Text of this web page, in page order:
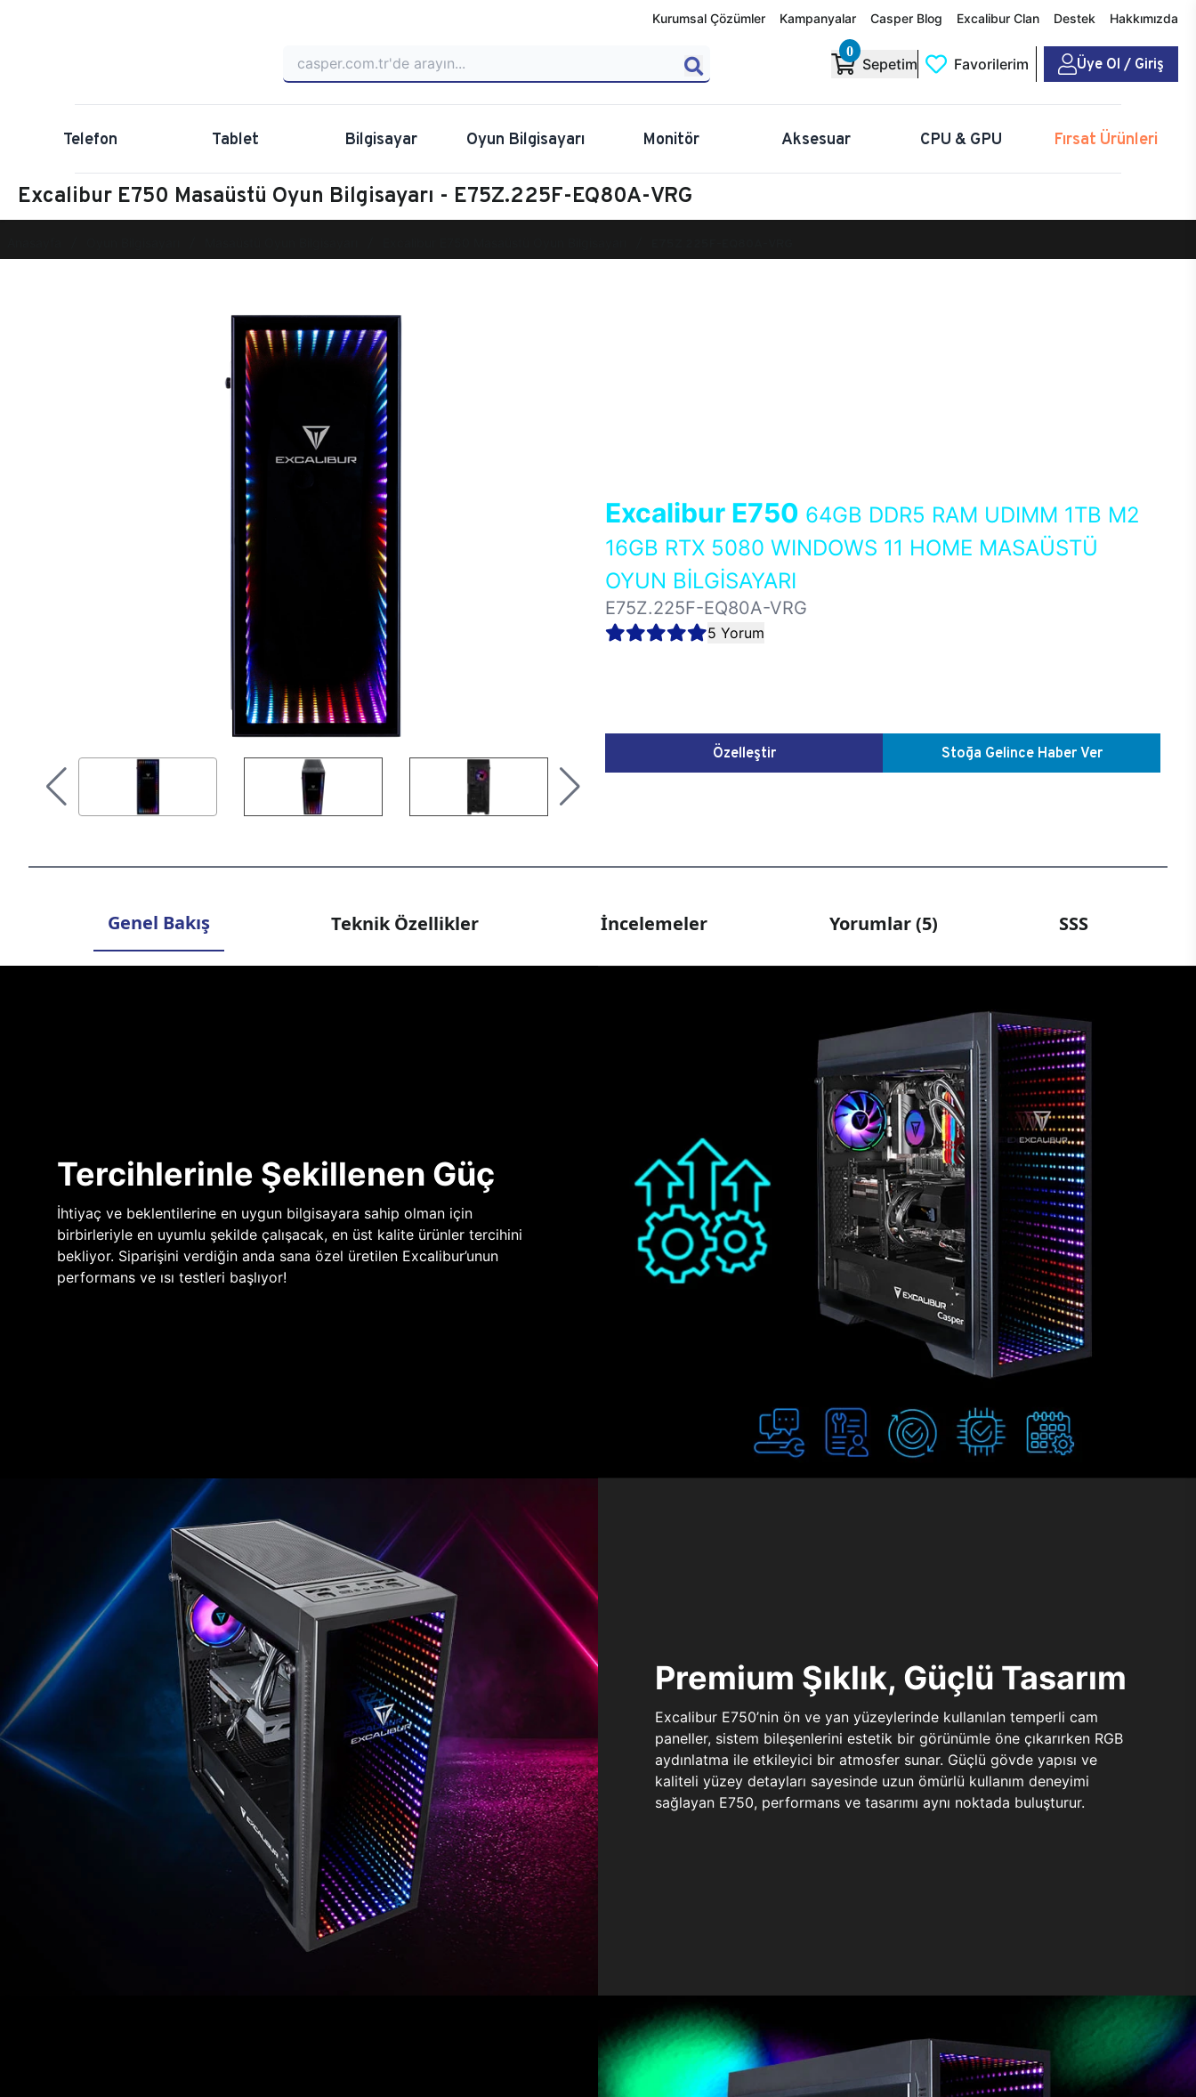
Kurumsal Çözümler Kampanyalar Casper Blog Excalibur Clan Destek Hakkımızda
0
Sepetim Favorilerim Üye Ol / Giriş
Telefon Tablet Bilgisayar Oyun Bilgisayarı Monitör Aksesuar CPU & GPU Fırsat Ürünleri
Excalibur E750 Masaüstü Oyun Bilgisayarı - E75Z.225F-EQ80A-VRG
Excalibur E750 64GB DDR5 RAM UDIMM 1TB M2
16GB RTX 5080 WINDOWS 11 HOME MASAÜSTÜ
OYUN BİLGİSAYARI
E75Z.225F-EQ80A-VRG
5 Yorum
Özelleştir Stoğa Gelince Haber Ver
Genel Bakış Teknik Özellikler İncelemeler Yorumlar (5) SSS
Tercihlerinle Şekillenen Güç
İhtiyaç ve beklentilerine en uygun bilgisayara sahip olman için
birbirleriyle en uyumlu şekilde çalışacak, en üst kalite ürünler tercihini
bekliyor. Siparişini verdiğin anda sana özel üretilen Excalibur’unun
performans ve ısı testleri başlıyor!
Premium Şıklık, Güçlü Tasarım
Excalibur E750’nin ön ve yan yüzeylerinde kullanılan temperli cam
paneller, sistem bileşenlerini estetik bir görünümle öne çıkarırken RGB
aydınlatma ile etkileyici bir atmosfer sunar. Güçlü gövde yapısı ve
kaliteli yüzey detayları sayesinde uzun ömürlü kullanım deneyimi
sağlayan E750, performans ve tasarımı aynı noktada buluşturur.